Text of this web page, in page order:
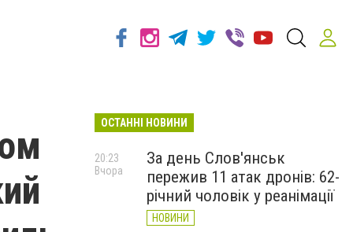
ОСТАННІ НОВИНИ
За день Слов'янськ
пережив 11 атак дронів: 62-
річний чоловік у реанімації
НОВИНИ
20:23
Вчора